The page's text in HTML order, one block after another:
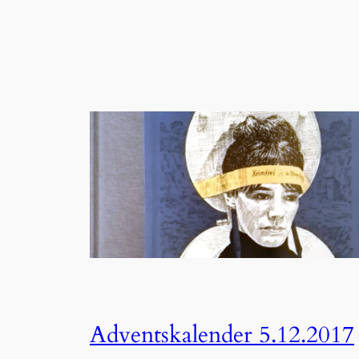
Adventskalender 5.12.2017